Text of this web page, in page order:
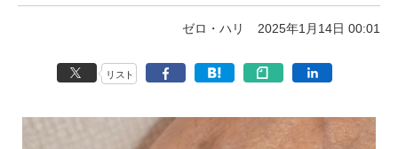
ゼロ・ハリ 2025年1月14日 00:01
リスト